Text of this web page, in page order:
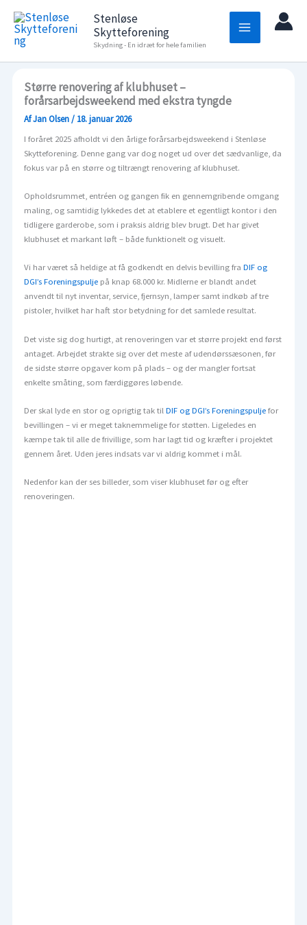
indholdet
Stenløse
Skytteforening
Skydning - En idræt for hele familien
Større renovering af klubhuset –
forårsarbejdsweekend med ekstra tyngde
AfJan Olsen/ 18. januar 2026
I foråret 2025 afholdt vi den årlige forårsarbejdsweekend i Stenløse
Skytteforening. Denne gang var dog noget ud over det sædvanlige, da
fokus var på en større og tiltrængt renovering af klubhuset.
Opholdsrummet, entréen og gangen fik en gennemgribende omgang
maling, og samtidig lykkedes det at etablere et egentligt kontor i den
tidligere garderobe, som i praksis aldrig blev brugt. Det har givet
klubhuset et markant løft – både funktionelt og visuelt.
Vi har været så heldige at få godkendt en delvis bevilling fra DIF og
DGI’s Foreningspuljepå knap 68.000 kr. Midlerne er blandt andet
anvendt til nyt inventar, service, fjernsyn, lamper samt indkøb af tre
pistoler, hvilket har haft stor betydning for det samlede resultat.
Det viste sig dog hurtigt, at renoveringen var et større projekt end først
antaget. Arbejdet strakte sig over det meste af udendørssæsonen, før
de sidste større opgaver kom på plads – og der mangler fortsat
enkelte småting, som færdiggøres løbende.
Der skal lyde en stor og oprigtig tak til DIF og DGI’s Foreningspuljefor
bevillingen – vi er meget taknemmelige for støtten. Ligeledes en
kæmpe tak til alle de frivillige, som har lagt tid og kræfter i projektet
gennem året. Uden jeres indsats var vi aldrig kommet i mål.
Nedenfor kan der ses billeder, som viser klubhuset før og efter
renoveringen.